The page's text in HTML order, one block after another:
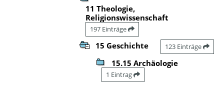
11 Theologie,
Religionswissenschaft
197 Einträge
15 Geschichte 123 Einträge
15.15 Archäologie
1 Eintrag